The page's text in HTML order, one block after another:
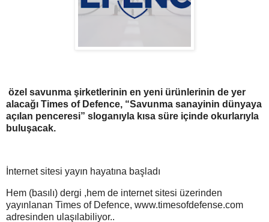
özel savunma şirketlerinin en yeni ürünlerinin de yer
alacağı Times of Defence, “Savunma sanayinin dünyaya
açılan penceresi” sloganıyla kısa süre içinde okurlarıyla
buluşacak.
İnternet sitesi yayın hayatına başladı
Hem (basılı) dergi ,hem de internet sitesi üzerinden
yayınlanan Times of Defence, www.timesofdefense.com
adresinden ulaşılabiliyor..